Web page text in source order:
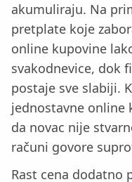
akumuliraju. Na
pretplate koje
online kupovine
svakodnevice, dok
postaje sve slabiji.
jednostavne online
da novac nije
računi govore
Rast cena dodatno